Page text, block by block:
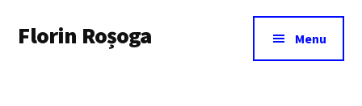
main
menu
Florin Roșoga Menu